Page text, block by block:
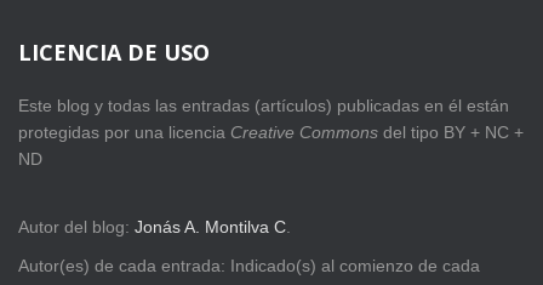
LICENCIA DE USO
Este blog y todas las entradas (artículos) publicadas en él están
protegidas por una licencia Creative Commons del tipo BY + NC +
ND
Autor del blog: Jonás A. Montilva C
Autor(es) de cada entrada: Indicado(s) al comienzo de cada